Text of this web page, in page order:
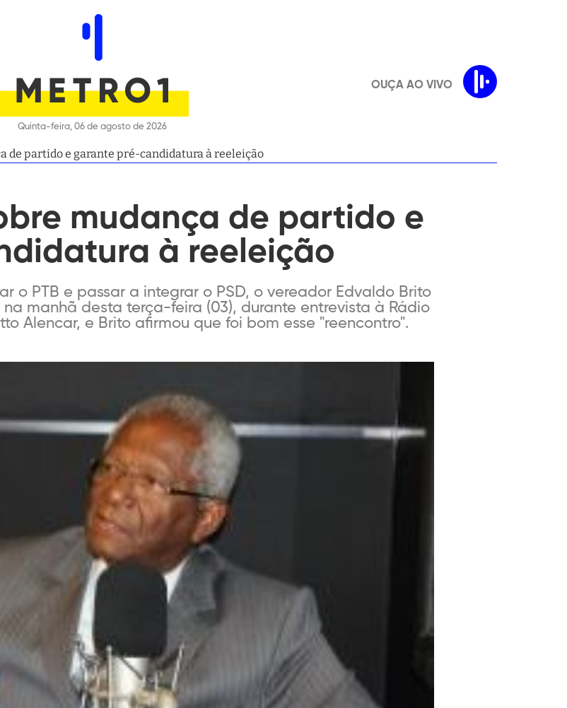
Quinta-feira, 06 de agosto de 2026
OUÇA AO VIVO
de partido e garante pré-candidatura à reeleição
mudança de partido e
à reeleição
o PTB e passar a integrar o PSD, o vereador Edvaldo Brito
manhã desta terça-feira (03), durante entrevista à Rádio
Alencar, e Brito afirmou que foi bom esse "reencontro".